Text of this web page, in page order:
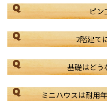
Q ピン
Q 2階建て
Q 基礎はどう
Q ミニハウスは耐用